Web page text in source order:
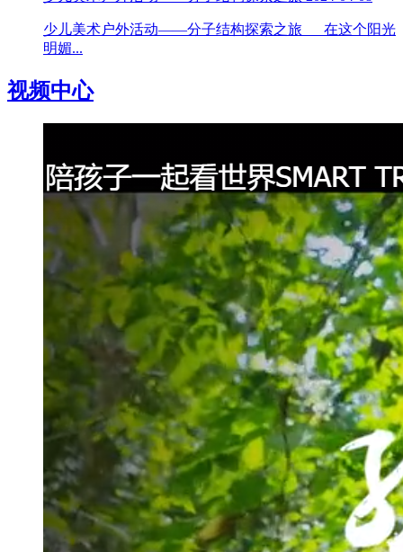
少儿美术户外活动——分子结构探索之旅 在这个阳光
明媚...
视频中心